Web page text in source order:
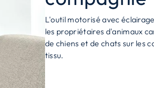
L'outil motorisé avec
les propriétaires d'animaux
de chiens et de chats sur les
tissu.